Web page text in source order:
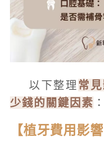
以下整理 常
少錢的關鍵因素 ：
【植牙費用影